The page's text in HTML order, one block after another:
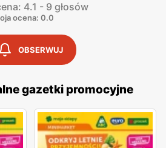
4.1 - 9 głosów
ocena: 0.0
OBSERWUJ
gazetki promocyjne